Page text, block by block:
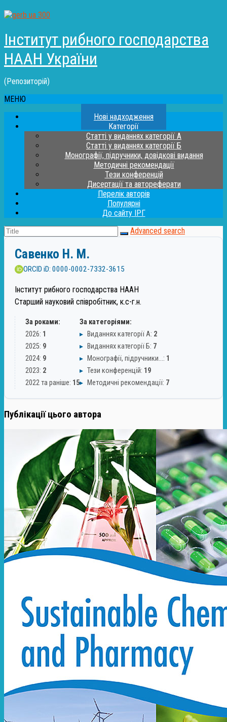
Інститут рибного господарства
НААН України
(Репозиторій)
МЕНЮ
Нові надходження
Категорії
Статті у виданнях категорії А
Статті у виданнях категорії Б
Монографії, підручники, довідкові видання
Методичні рекомендації
Тези конференцій
Дисертації та автореферати
Перелік авторів
Популярні
До сайту ІРГ
Advanced search
Савенко Н. М.
ORCID iD: 0000-0002-7332-3615
Інститут рибного господарства НААН
Старший науковий співробітник, к.с-г.н.
За роками:
2026: 1
2025: 9
2024: 9
2023: 2
2022 та раніше: 15
За категоріями:
▸ Виданнях категорії А: 2
▸ Виданнях категорії Б: 7
▸ Монографії, підручники…: 1
▸ Тези конференцій: 19
▸ Методичні рекомендації: 7
Публікації цього автора